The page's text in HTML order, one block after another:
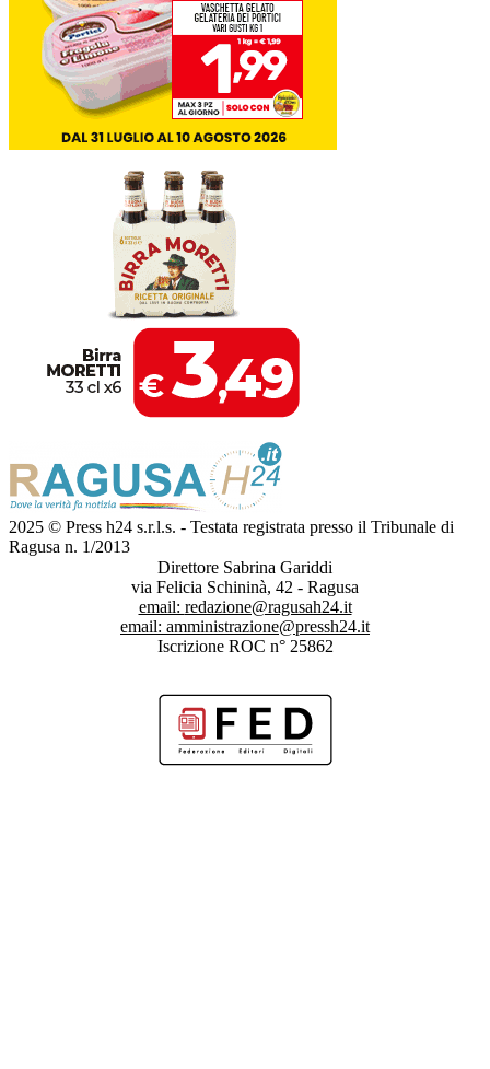
2025 © Press h24 s.r.l.s. - Testata registrata presso il Tribunale di
Ragusa n. 1/2013
Direttore Sabrina Gariddi
via Felicia Schininà, 42 - Ragusa
email: redazione@ragusah24.it
email: amministrazione@pressh24.it
Iscrizione ROC n° 25862